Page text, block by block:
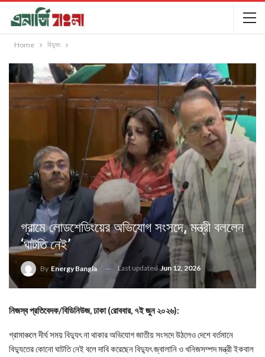
Home বিদ্যুৎ
গ্রামে লোডশেডিংয়ের অভিযোগ সংসদে, মন্ত্রী বললেন
‘ঘাটতি নেই’
By Energy Bangla Last updatedJun 12, 2026
নিজস্ব প্রতিবেদক/বিডিনিউজ, ঢাকা (রোববার, ৭ই জুন ২০২৬):
গ্রামাঞ্চলে দীর্ঘ সময় বিদ্যুৎ না থাকার অভিযোগ জাতীয় সংসদে উঠলেও দেশে বর্তমানে
বিদ্যুতের কোনো ঘাটতি নেই বলে দাবি করেছেন বিদ্যুৎ জ্বালানি ও খনিজসম্পদ মন্ত্রী ইকবাল